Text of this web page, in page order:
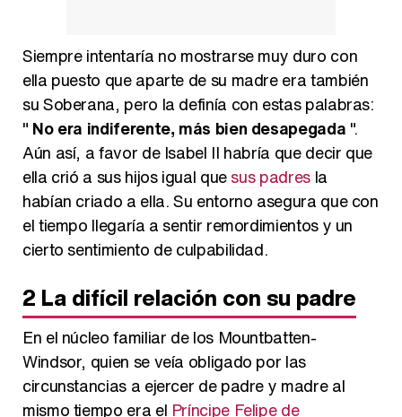
Siempre intentaría no mostrarse muy duro con
ella puesto que aparte de su madre era también
su Soberana, pero la definía con estas palabras:
" No era indiferente, más bien desapegada ".
Aún así, a favor de Isabel II habría que decir que
ella crió a sus hijos igual quesus padresla
habían criado a ella. Su entorno asegura que con
el tiempo llegaría a sentir remordimientos y un
cierto sentimiento de culpabilidad.
2 La difícil relación con su padre
En el núcleo familiar de los Mountbatten-
Windsor, quien se veía obligado por las
circunstancias a ejercer de padre y madre al
mismo tiempo era el Príncipe Felipe de